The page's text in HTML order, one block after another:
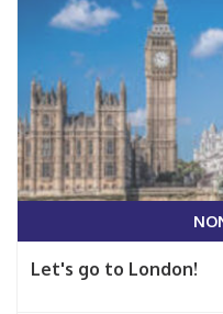
Let's go to London!